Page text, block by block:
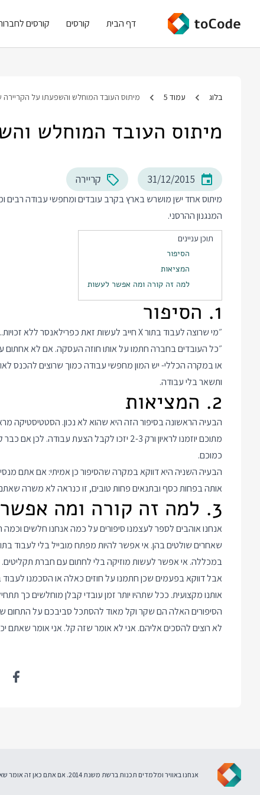
דף הבית קורסים קורסים
בלוג עמוד 5 מיתוס העובד המוחלש והשפעתו על
מיתוס העובד המוחלש
31/12/2015 קריירה
מיתוס אחד ישן מושרש בארץ בקרב עובדים ומחפשי עבודה רבים
המנגנון ההרסני.
תוכן עניינים
הסיפור
המציאות
למה זה קורה ומה אפשר לעשות
1. הסיפור
״מי שרוצה לעבוד בתור X חייב לעשות זאת כפרילאנסר ללא זכויות...״
״כל העובדים בחברה חתמו על אותו חוזה העסקה. אם לא אחתום
או במקרה הכללי- יש המון מחפשי עבודה כמוך שרוצים להכנס
ותשאר בלי עבודה.
2. המציאות
הבעיה הראשונה בסיפור הזה היא שהוא לא נכון.
מתוכם יוזמנו לראיון ורק 2-3 יזכו לקבל
כמוכם.
הבעיה השניה היא דווקא במקרה שהסיפור כן אמיתי: אם אתם
אותה בפחות כסף ובתנאים פחות טובים, זו כנראה לא משרה שאתם
3. למה זה קורה ומה אפשר לעשות
אנחנו אוהבים לספר לעצמנו סיפורים על כמה אנחנו חלשים
שאחרים שולטים בהן. אי אפשר להיות מפתח מובייל בלי לעבוד
במכללה. אי אפשר לעשות מוזיקה בלי לחתום עם חברת תקליטים.
אבל דווקא בפעמים שכן חתמנו על חוזים כאלה או הסכמנו
אותנו מקצועית. ככל שתהיו יותר זמן עובדי קבלן מוחלשים כך
הסיפורים האלה הם שקר וקל מאוד להסתכל סביבכם על התחום
לא רוצים להסכים אליהם. אני לא אומר שזה קל. אני אומר שאתם
אנחנו באוויר ומלמדים תכנות ברשת משנת 2014. אם אתם כאן זה אומר שאתם מסכימים ל